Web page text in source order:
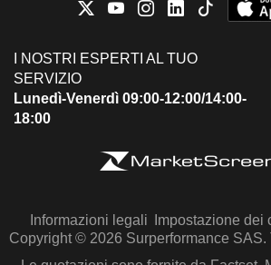
I NOSTRI ESPERTI AL TUO
SERVIZIO
Lunedì-Venerdì 09:00-12:00/14:00-
18:00
Informazioni legali Impostazione dei
Copyright © 2026 Surperformance SAS.